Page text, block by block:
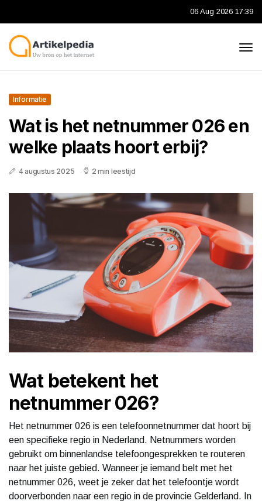
06 Aug 2026 17:39
Informatie
Wat is het netnummer 026 en
welke plaats hoort erbij?
4 augustus 2025 2 min leestijd
Wat betekent het
netnummer 026?
Het netnummer 026 is een telefoonnetnummer dat hoort bij
een specifieke regio in Nederland. Netnummers worden
gebruikt om binnenlandse telefoongesprekken te routeren
naar het juiste gebied. Wanneer je iemand belt met het
netnummer 026, weet je zeker dat het telefoontje wordt
doorverbonden naar een regio in de provincie Gelderland. In